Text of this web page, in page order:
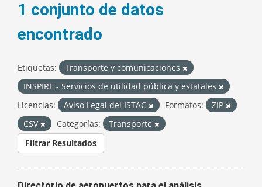
1 conjunto de datos
encontrado
Etiquetas:
Transporte y comunicaciones
INSPIRE - Servicios de utilidad pública y estatales
Licencias:
Aviso Legal del ISTAC Formatos:
ZIP
CSV
Categorías:
Transporte
Filtrar Resultados